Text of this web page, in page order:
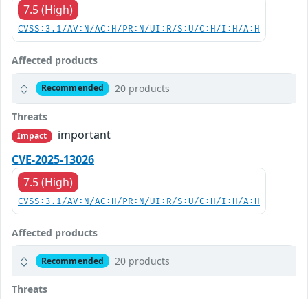
7.5 (High)
CVSS:3.1/AV:N/AC:H/PR:N/UI:R/S:U/C:H/I:H/A:H
Affected products
Recommended 20 products
Threats
Impact
important
CVE-2025-13026
7.5 (High)
CVSS:3.1/AV:N/AC:H/PR:N/UI:R/S:U/C:H/I:H/A:H
Affected products
Recommended 20 products
Threats